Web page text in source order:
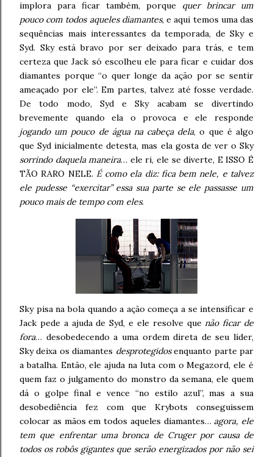
implora para ficar também, porque quer brincar um
pouco com todos aqueles diamantes, e aqui temos uma das
sequências mais interessantes da temporada, de Sky e
Syd. Sky está bravo por ser deixado para trás, e tem
certeza que Jack só escolheu ele para ficar e cuidar dos
diamantes porque “o quer longe da ação por se sentir
ameaçado por ele”. Em partes, talvez até fosse verdade.
De todo modo, Syd e Sky acabam se divertindo
brevemente quando ela o provoca e ele responde
jogando um pouco de água na cabeça dela, o que é algo
que Syd inicialmente detesta, mas ela gosta de ver o Sky
sorrindo daquela maneira… ele ri, ele se diverte, E ISSO É
TÃO RARO NELE. É como ela diz: fica bem nele, e talvez
ele pudesse “exercitar” essa sua parte se ele passasse um
pouco mais de tempo com eles.
Sky pisa na bola quando a ação começa a se intensificar e
Jack pede a ajuda de Syd, e ele resolve quenão ficar de
fora… desobedecendo a uma ordem direta de seu líder,
Sky deixa os diamantes desprotegidosenquanto parte par
a batalha. Então, ele ajuda na luta com o Megazord, ele é
quem faz o julgamento do monstro da semana, ele quem
dá o golpe final e vence “no estilo azul”, mas a sua
desobediência fez com que Krybots conseguissem
colocar as mãos em todos aqueles diamantes…agora, ele
tem que enfrentar uma bronca de Cruger por causa de
todos os robôs gigantes que serão energizados por não sei